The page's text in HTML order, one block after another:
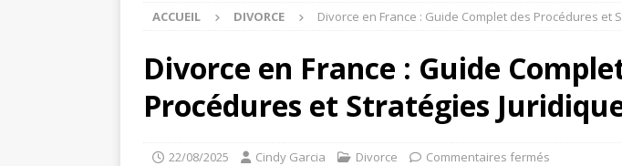
ACCUEIL DIVORCE Divorce en France : Guide Complet des Procédures et
Divorce en France : Guide
Procédures et Stratégies
22/08/2025 Cindy Garcia Divorce Commentaires fermés